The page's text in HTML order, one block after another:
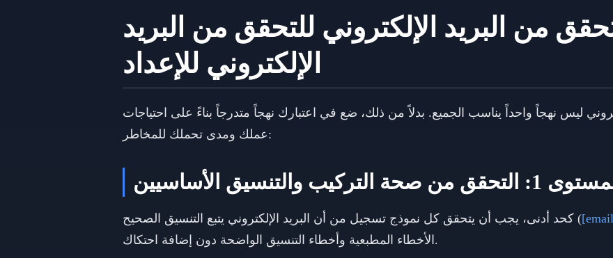
من البريد الإلكتروني للتحقق من البريد
الإلكتروني للإعداد
ليس نهجاً واحداً يناسب الجميع. بدلاً من ذلك، ضع في اعتبارك نهجاً متدرجاً بناءً على احتياجات
عملك ومدى تحملك للمخاطر:
1: التحقق من صحة التركيب والتنسيق الأساسيين
كحد أدنى، يجب أن يتحقق كل نموذج تسجيل من أن البريد الإلكتروني يتبع التنسيق الصحيح (
الأخطاء المطبعية وأخطاء التنسيق الواضحة دون إضافة احتكاك.